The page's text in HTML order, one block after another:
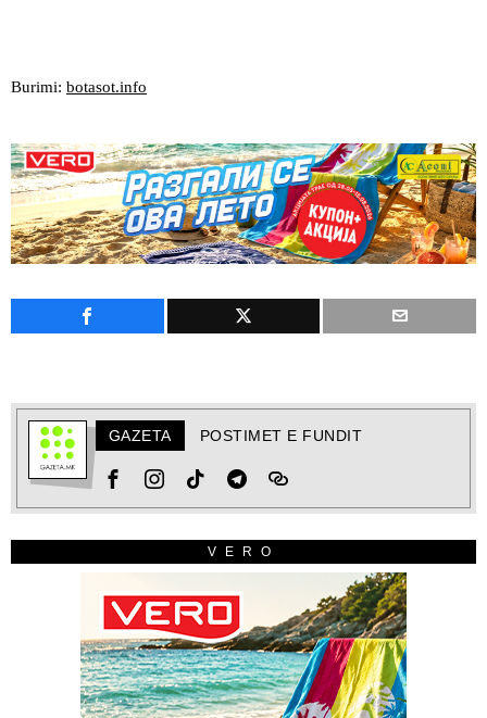
Burimi: botasot.info
GAZETA POSTIMET E FUNDIT
VERO